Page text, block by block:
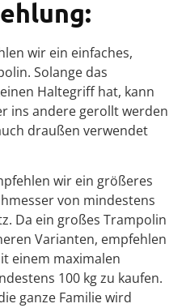
wir ein einfaches,
Solange das
Haltegriff hat, kann
ins andere gerollt werden
draußen verwendet
wir ein größeres
von mindestens
Da ein großes Trampolin
Varianten, empfehlen
einem maximalen
100 kg zu kaufen.
ganze Familie wird